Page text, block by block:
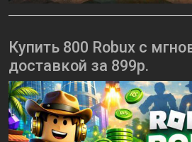
Купить 800 Robux с
доставкой за 899р.